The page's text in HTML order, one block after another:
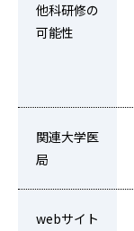
他科研修の
可能性
関連大学医
局
webサイト